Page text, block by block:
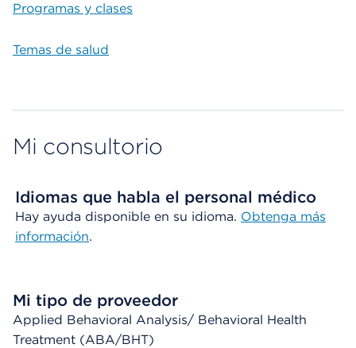
Programas y clases
Temas de salud
Mi consultorio
Idiomas que habla el personal médico
Hay ayuda disponible en su idioma. Obtenga más
información.
Mi tipo de proveedor
Applied Behavioral Analysis/ Behavioral Health
Treatment (ABA/BHT)